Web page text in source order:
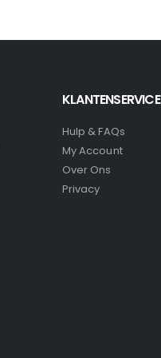
KLANTENSERVICE
Hulp & FAQs
My Account
Over Ons
Privacy